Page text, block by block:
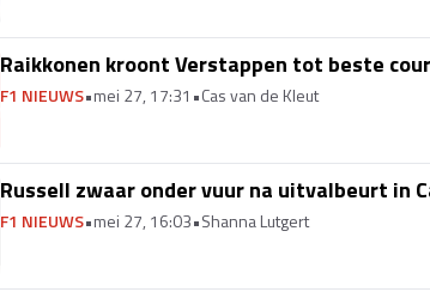
Raikkonen kroont Verstappen tot beste
F1 NIEUWS•mei 27, 17:31 •Cas van de Kleut
Russell zwaar onder vuur na uitvalbeurt in
F1 NIEUWS•mei 27, 16:03•Shanna Lutgert